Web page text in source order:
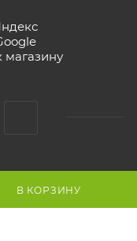
В КОРЗИНУ
магазину